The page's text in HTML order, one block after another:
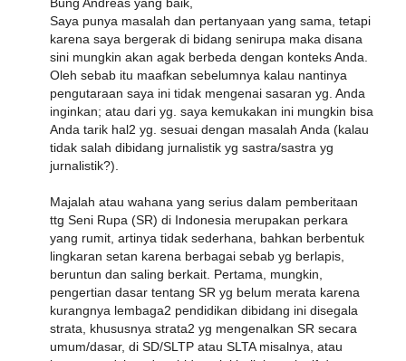
Saya punya masalah dan pertanyaan yang sama, tetapi
karena saya bergerak di bidang senirupa maka disana
sini mungkin akan agak berbeda dengan konteks Anda.
Oleh sebab itu maafkan sebelumnya kalau nantinya
pengutaraan saya ini tidak mengenai sasaran yg. Anda
inginkan; atau dari yg. saya kemukakan ini mungkin bisa
Anda tarik hal2 yg. sesuai dengan masalah Anda (kalau
tidak salah dibidang jurnalistik yg sastra/sastra yg
jurnalistik?).
Majalah atau wahana yang serius dalam pemberitaan
ttg Seni Rupa (SR) di Indonesia merupakan perkara
yang rumit, artinya tidak sederhana, bahkan berbentuk
lingkaran setan karena berbagai sebab yg berlapis,
beruntun dan saling berkait. Pertama, mungkin,
pengertian dasar tentang SR yg belum merata karena
kurangnya lembaga2 pendidikan dibidang ini disegala
strata, khususnya strata2 yg mengenalkan SR secara
umum/dasar, di SD/SLTP atau SLTA misalnya, atau